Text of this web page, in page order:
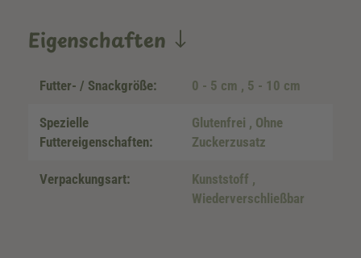
Eigenschaften
Futter- / Snackgröße: 0 - 5 cm , 5 - 10 cm
Spezielle
Futtereigenschaften:
Glutenfrei , Ohne
Zuckerzusatz
Verpackungsart: Kunststoff ,
Wiederverschließbar